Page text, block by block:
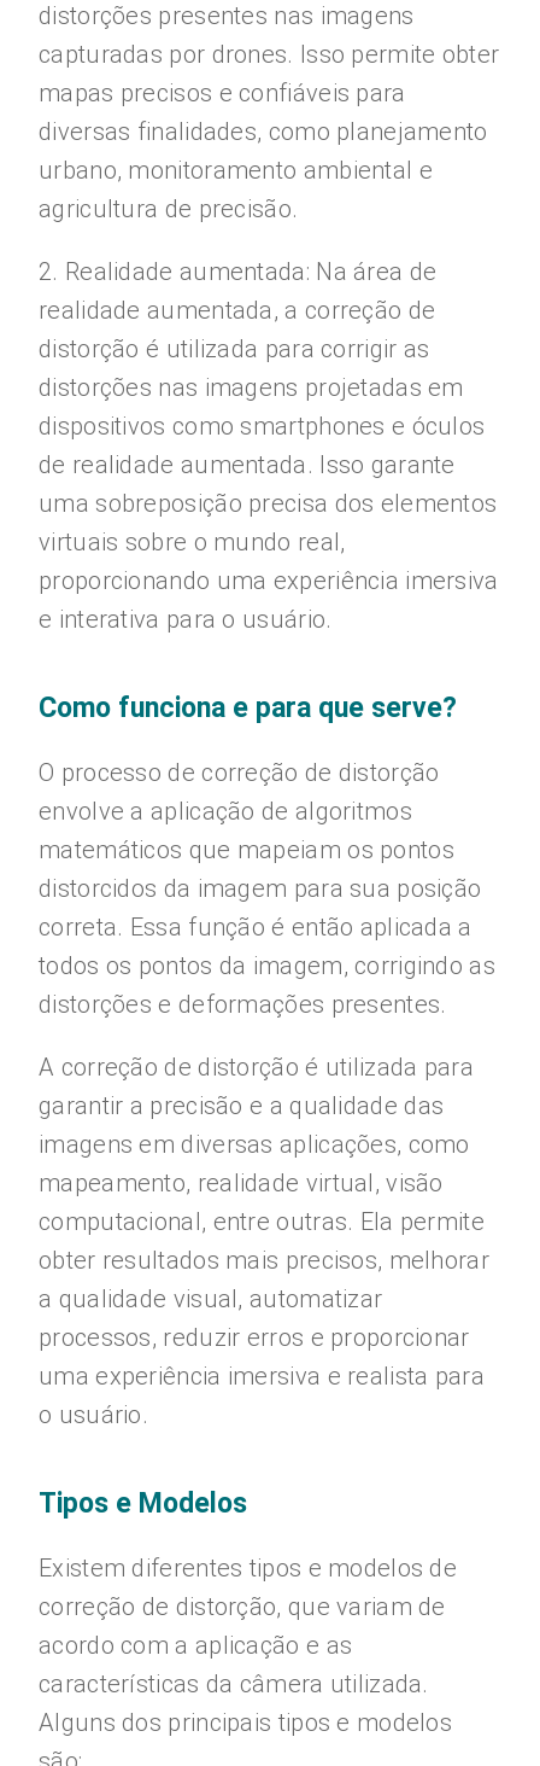
distorções presentes nas imagens
capturadas por drones. Isso permite obter
mapas precisos e confiáveis para
diversas finalidades, como planejamento
urbano, monitoramento ambiental e
agricultura de precisão.
2. Realidade aumentada: Na área de
realidade aumentada, a correção de
distorção é utilizada para corrigir as
distorções nas imagens projetadas em
dispositivos como smartphones e óculos
de realidade aumentada. Isso garante
uma sobreposição precisa dos elementos
virtuais sobre o mundo real,
proporcionando uma experiência imersiva
e interativa para o usuário.
Como funciona e para que serve?
O processo de correção de distorção
envolve a aplicação de algoritmos
matemáticos que mapeiam os pontos
distorcidos da imagem para sua posição
correta. Essa função é então aplicada a
todos os pontos da imagem, corrigindo as
distorções e deformações presentes.
A correção de distorção é utilizada para
garantir a precisão e a qualidade das
imagens em diversas aplicações, como
mapeamento, realidade virtual, visão
computacional, entre outras. Ela permite
obter resultados mais precisos, melhorar
a qualidade visual, automatizar
processos, reduzir erros e proporcionar
uma experiência imersiva e realista para
o usuário.
Tipos e Modelos
Existem diferentes tipos e modelos de
correção de distorção, que variam de
acordo com a aplicação e as
características da câmera utilizada.
Alguns dos principais tipos e modelos